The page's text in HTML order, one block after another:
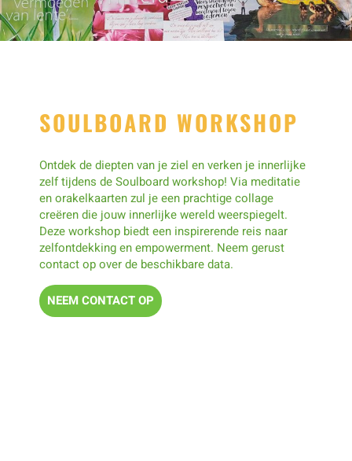
SOULBOARD WORKSHOP
Ontdek de diepten van je ziel en verken je innerlijke
zelf tijdens de Soulboard workshop! Via meditatie
en orakelkaarten zul je een prachtige collage
creëren die jouw innerlijke wereld weerspiegelt.
Deze workshop biedt een inspirerende reis naar
zelfontdekking en empowerment. Neem gerust
contact op over de beschikbare data.
NEEM CONTACT OP